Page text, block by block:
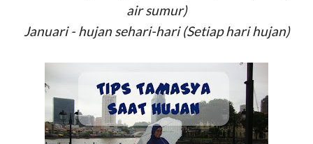
air sumur)
Januari - hujan sehari-hari (Setiap hari hujan)